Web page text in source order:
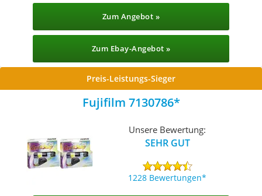
Zum Angebot »
Zum Ebay-Angebot »
Preis-Leistungs-Sieger
Fujifilm 7130786
Unsere Bewertung:
SEHR GUT
1228 Bewertungen